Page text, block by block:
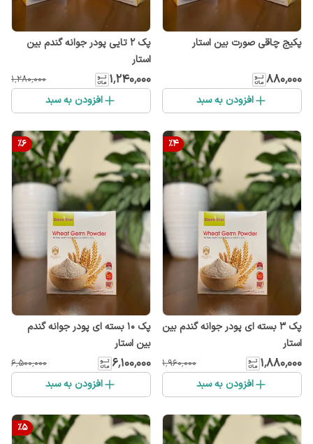
پکیج چاقی صورت بین استار
۸۸۰٬۰۰۰
افزودن به سبد
پک ۲ تایی پودر جوانه گندم بین
استار
۱٬۲۴۰٬۰۰۰ ۱٬۲۸۰٬۰۰۰
افزودن به سبد
%4
پک 3 بسته ای پودر جوانه گندم بین
استار
۱٬۸۸۰٬۰۰۰ ۱٬۹۶۰٬۰۰۰
افزودن به سبد
%6
پک 10 بسته ای پودر جوانه گندم
بین استار
۶٬۱۰۰٬۰۰۰ ۶٬۵۰۰٬۰۰۰
افزودن به سبد
%5